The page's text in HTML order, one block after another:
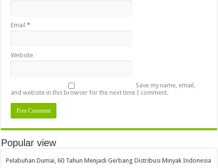
Email*
Website
Save my name, email,
and website in this browser for the next time I comment.
Popular view
Pelabuhan Dumai, 60 Tahun Menjadi Gerbang Distribusi Minyak Indonesia